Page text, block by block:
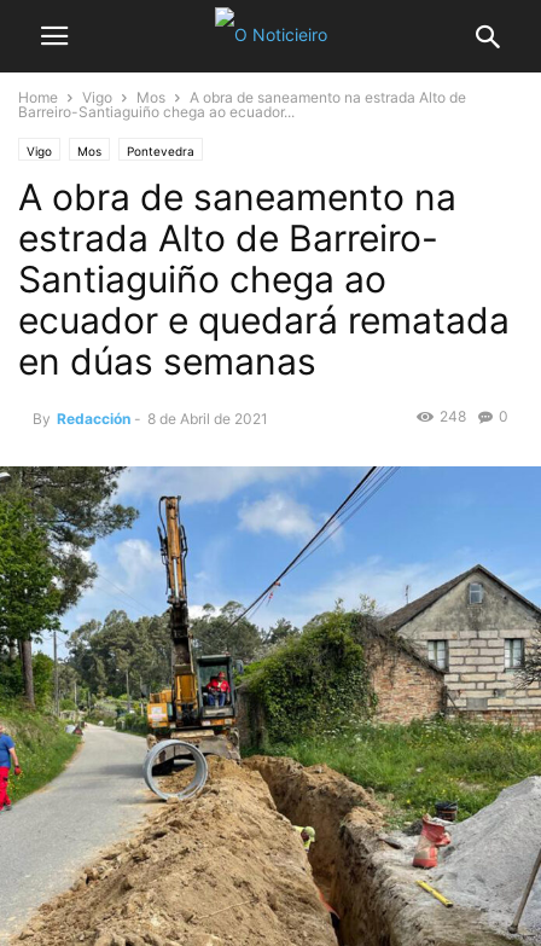
Home Vigo Mos
A obra de saneamento na estrada Alto de
Barreiro-Santiaguiño chega ao ecuador...
Vigo Mos Pontevedra
A obra de saneamento na
estrada Alto de Barreiro-
Santiaguiño chega ao
ecuador e quedará rematada
en dúas semanas
By Redacción - 8 de Abril de 2021 0
248